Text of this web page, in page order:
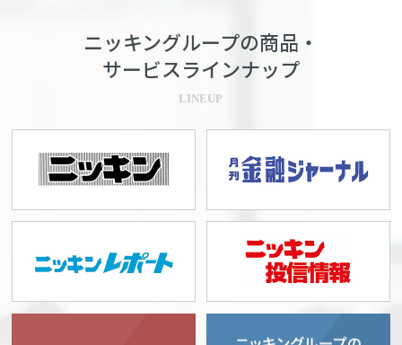
ニッキングループの商品・
サービスラインナップ
LINEUP